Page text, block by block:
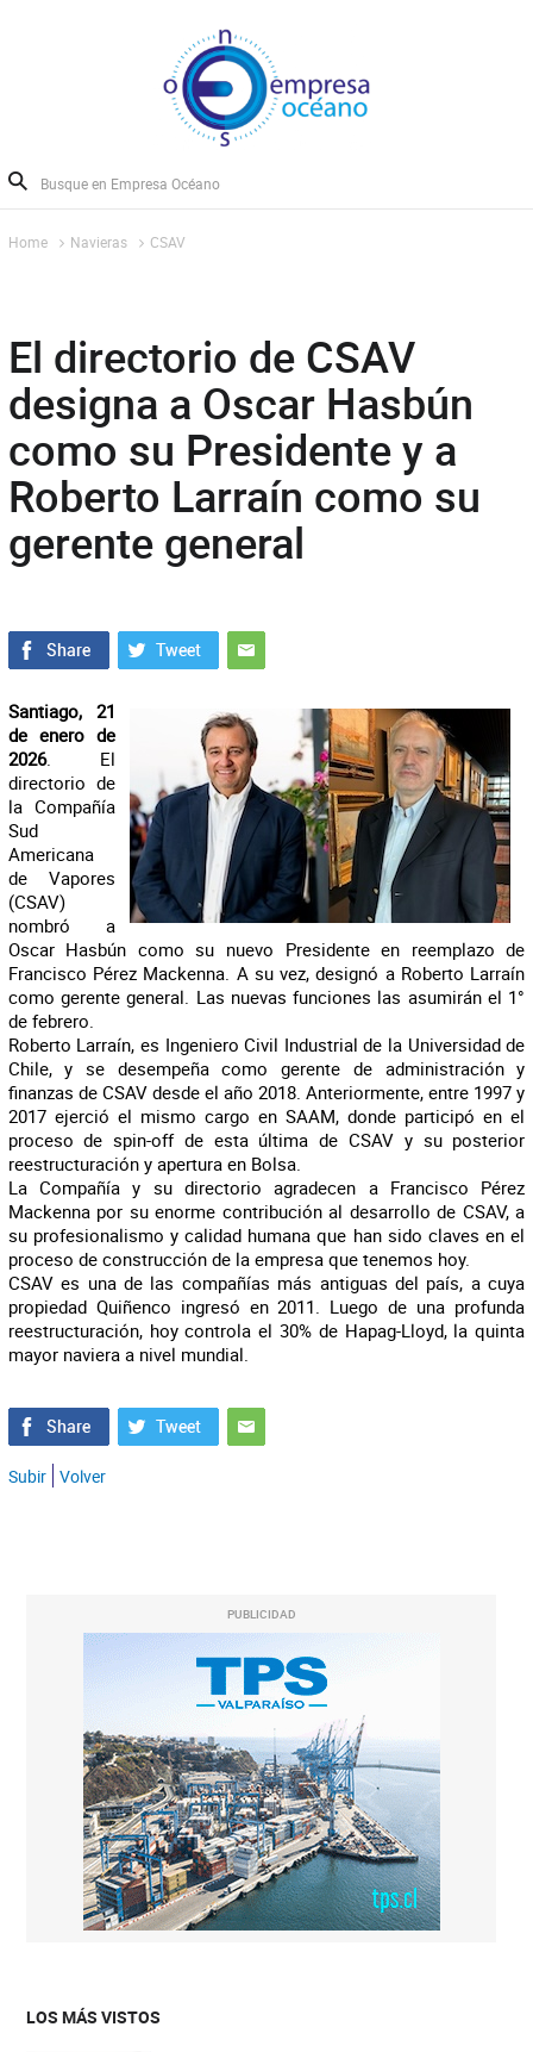
Home Navieras CSAV
El directorio de CSAV
designa a Oscar Hasbún
como su Presidente y a
Roberto Larraín como su
gerente general
Santiago, 21
de enero de
2026. El
directorio de
la Compañía
Sud
Americana
de Vapores
(CSAV)
nombró a
Oscar Hasbún como su nuevo Presidente en reemplazo de
Francisco Pérez Mackenna. A su vez, designó a Roberto Larraín
como gerente general. Las nuevas funciones las asumirán el 1°
de febrero.
Roberto Larraín, es Ingeniero Civil Industrial de la Universidad de
Chile, y se desempeña como gerente de administración y
finanzas de CSAV desde el año 2018. Anteriormente, entre 1997 y
2017 ejerció el mismo cargo en SAAM, donde participó en el
proceso de spin-off de esta última de CSAV y su posterior
reestructuración y apertura en Bolsa.
La Compañía y su directorio agradecen a Francisco Pérez
Mackenna por su enorme contribución al desarrollo de CSAV, a
su profesionalismo y calidad humana que han sido claves en el
proceso de construcción de la empresa que tenemos hoy.
CSAV es una de las compañías más antiguas del país, a cuya
propiedad Quiñenco ingresó en 2011. Luego de una profunda
reestructuración, hoy controla el 30% de Hapag-Lloyd, la quinta
mayor naviera a nivel mundial.
Subir Volver
PUBLICIDAD
LOS MÁS VISTOS